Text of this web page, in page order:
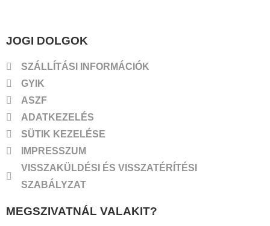
JOGI DOLGOK
SZÁLLÍTÁSI INFORMÁCIÓK
GYIK
ASZF
ADATKEZELÉS
SÜTIK KEZELÉSE
IMPRESSZUM
VISSZAKÜLDÉSI ÉS VISSZATÉRÍTÉSI
SZABÁLYZAT
MEGSZIVATNÁL VALAKIT?